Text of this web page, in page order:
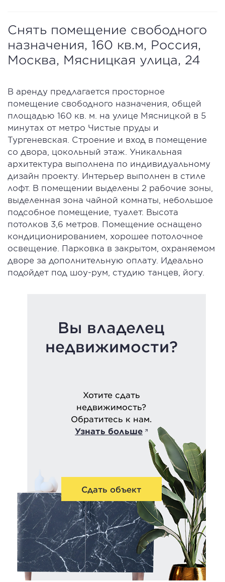
Снять помещение свободного
назначения, 160 кв.м, Россия,
Москва, Мясницкая улица, 24
В аренду предлагается просторное
помещение свободного назначения, общей
площадью 160 кв. м. на улице Мясницкой в 5
минутах от метро Чистые пруды и
Тургеневская. Строение и вход в помещение
со двора, цокольный этаж. Уникальная
архитектура выполнена по индивидуальному
дизайн проекту. Интерьер выполнен в стиле
лофт. В помещении выделены 2 рабочие зоны,
выделенная зона чайной комнаты, небольшое
подсобное помещение, туалет. Высота
потолков 3,6 метров. Помещение оснащено
кондиционированием, хорошее потолочное
освещение. Парковка в закрытом, охраняемом
дворе за дополнительную оплату. Идеально
подойдет под шоу-рум, студию танцев, йогу.
Вы владелец
недвижимости?
Хотите сдать
недвижимость?
Обратитесь к нам.
Узнать больше
Сдать объект